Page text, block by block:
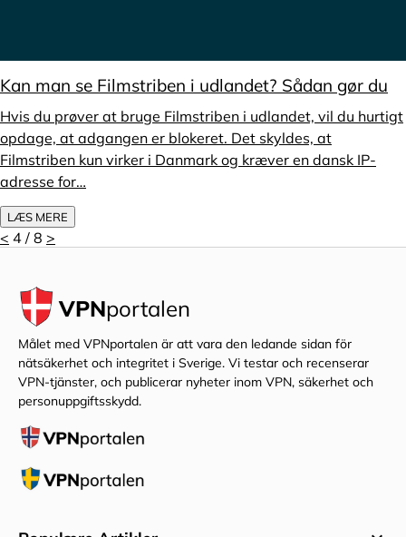
Kan man se Filmstriben i udlandet? Sådan gør du
Hvis du prøver at bruge Filmstriben i udlandet, vil du hurtigt
opdage, at adgangen er blokeret. Det skyldes, at
Filmstriben kun virker i Danmark og kræver en dansk IP-
adresse for…
LÆS MERE
< 4 / 8 >
VPNportalen
Målet med VPNportalen är att vara den ledande sidan för
nätsäkerhet och integritet i Sverige. Vi testar och recenserar
VPN-tjänster, och publicerar nyheter inom VPN, säkerhet och
personuppgiftsskydd.